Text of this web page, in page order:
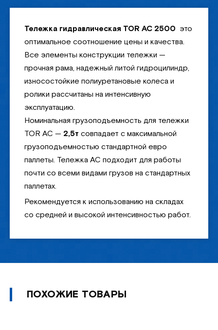
Тележка гидравлическая TOR AC 2500 это
оптимальное соотношение цены и качества.
Все элементы конструкции тележки —
прочная рама, надежный литой гидроцилиндр,
износостойкие полиуретановые колеса и
ролики рассчитаны на интенсивную
эксплуатацию.
Номинальная грузоподъемность для тележки
TOR AC — 2,5т совпадает с максимальной
грузоподъемностью стандартной евро
паллеты. Тележка AC подходит для работы
почти со всеми видами грузов на стандартных
паллетах.
Рекомендуется к использованию на складах
со средней и высокой интенсивностью работ.
ПОХОЖИЕ ТОВАРЫ